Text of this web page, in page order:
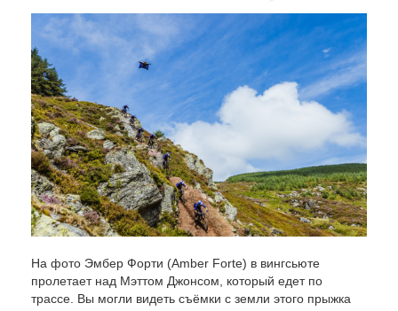
На фото Эмбер Форти (Amber Forte) в вингсьюте
пролетает над Мэттом Джонсом, который едет по
трассе. Вы могли видеть съёмки с земли этого прыжка